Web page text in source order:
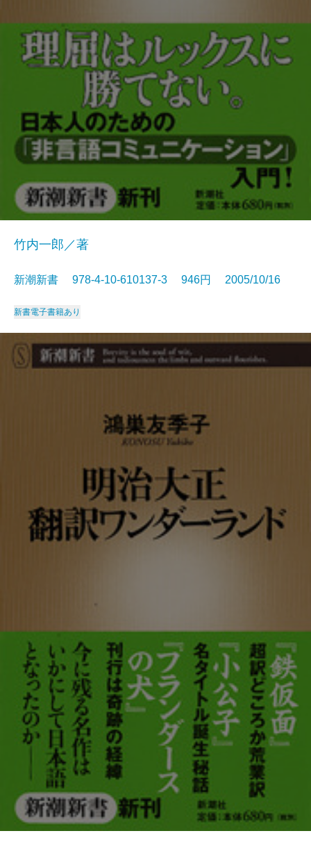
竹内一郎／著
新潮新書 978-4-10-610137-3 946円 2005/10/16
新書電子書籍あり